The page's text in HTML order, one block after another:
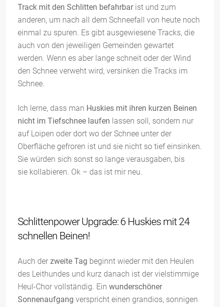
Track mit den Schlitten befahrbarist und zum
anderen, um nach all dem Schneefall von heute noch
einmal zu spuren. Es gibt ausgewiesene Tracks, die
auch von den jeweiligen Gemeinden gewartet
werden. Wenn es aber lange schneit oder der Wind
den Schnee verweht wird, versinken die Tracks im
Schnee.
Ich lerne, dass man Huskies mit ihren kurzen Beinen
nicht im Tiefschnee laufen lassen soll, sondern nur
auf Loipen oder dort wo der Schnee unter der
Oberfläche gefroren ist und sie nicht so tief einsinken.
Sie würden sich sonst so lange verausgaben, bis
sie kollabieren. Ok – das ist mir neu.
Schlittenpower Upgrade: 6 Huskies mit 24
schnellen Beinen!
Auch der zweite Tag beginnt wieder mit den Heulen
des Leithundes und kurz danach ist der vielstimmige
Heul-Chor vollständig. Ein wunderschöner
Sonnenaufgang verspricht einen grandios, sonnigen